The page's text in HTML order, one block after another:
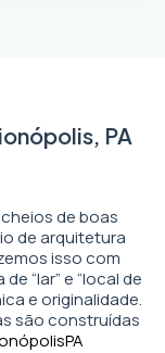
PA
de boas
de arquitetura
isso com
“lar” e “local de
e originalidade.
são construídas
PA